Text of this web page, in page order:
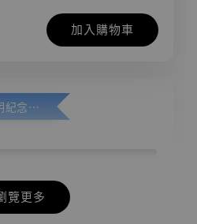
加入購物車
加購優惠【悟空 鳥山明紀念款 [奇蹟工作室]】
覽更多